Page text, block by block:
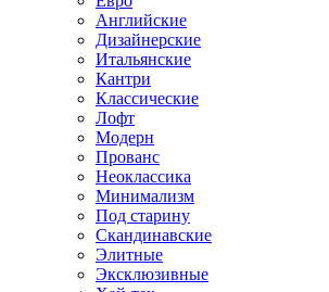
Английские
Дизайнерские
Итальянские
Кантри
Классические
Лофт
Модерн
Прованс
Неоклассика
Минимализм
Под старину
Скандинавские
Элитные
Эксклюзивные